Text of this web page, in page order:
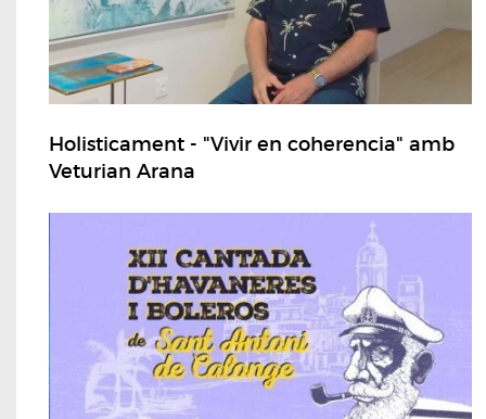
Holisticament - "Vivir en coherencia" amb
Veturian Arana